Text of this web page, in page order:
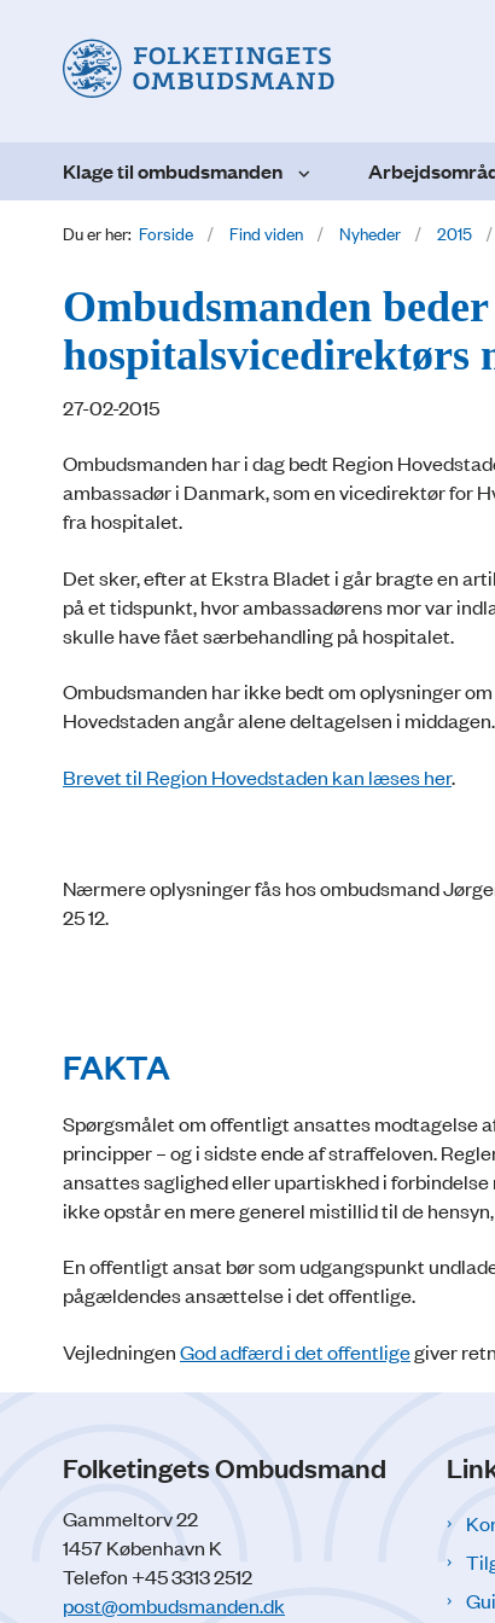
Klage til ombudsmanden
Du er her: Forside Find viden Nyheder 2015
Ombudsmanden
hospitalsvicedirektørs
27-02-2015
Ombudsmanden har i dag bedt Region
ambassadør i Danmark, som en vicedirektør for
fra hospitalet.
Det sker, efter at Ekstra Bladet i går bragte en
på et tidspunkt, hvor ambassadørens mor var
skulle have fået særbehandling på hospitalet.
Ombudsmanden har ikke bedt om oplysninger
Hovedstaden angår alene deltagelsen i middagen.
Brevet til Region Hovedstaden kan læses her.
Nærmere oplysninger fås hos ombudsmand
25 12.
FAKTA
Spørgsmålet om offentligt ansattes modtagelse
principper – og i sidste ende af straffeloven.
ansattes saglighed eller upartiskhed i
ikke opstår en mere generel mistillid til de
En offentligt ansat bør som udgangspunkt
pågældendes ansættelse i det offentlige.
VejledningenGod adfærd i det offentligegiver
Folketingets Ombudsmand
Gammeltorv 22
1457 København K
Telefon +45 3313 2512
post@ombudsmanden.dk